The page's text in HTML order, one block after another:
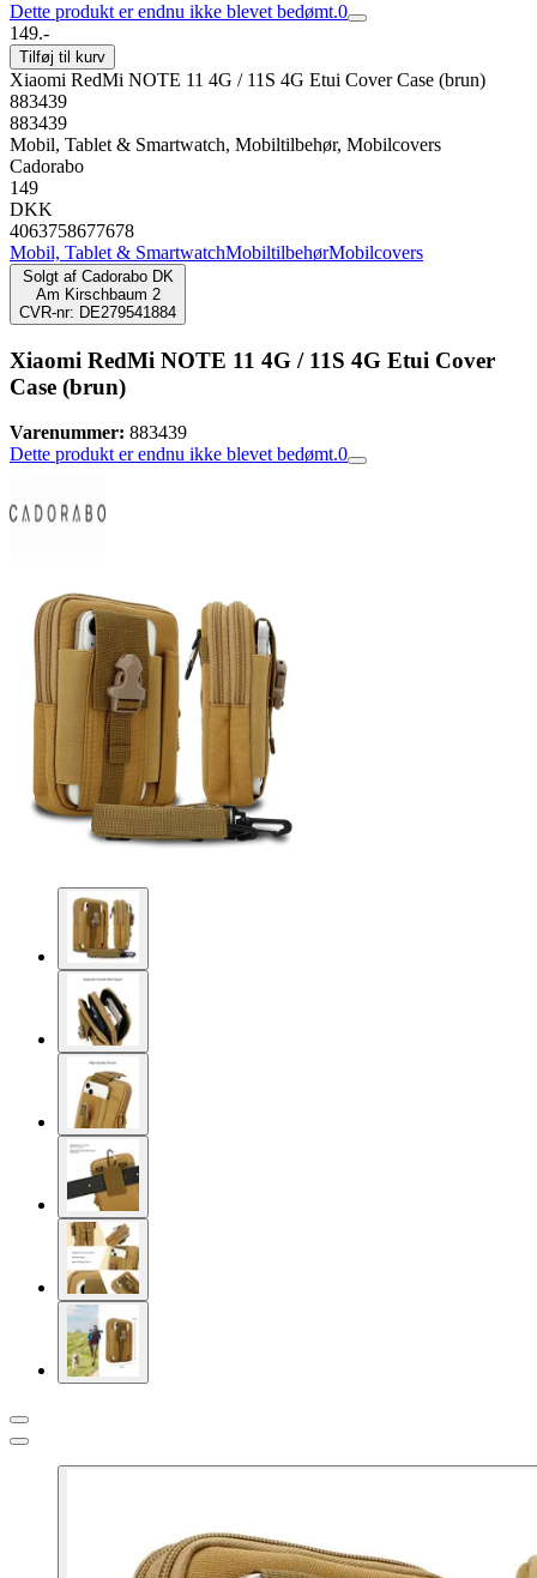
Dette produkt er endnu ikke blevet bedømt.0
149.-
Tilføj til kurv
Xiaomi RedMi NOTE 11 4G / 11S 4G Etui Cover Case (brun)
883439
883439
Mobil, Tablet & Smartwatch, Mobiltilbehør, Mobilcovers
Cadorabo
149
DKK
4063758677678
Mobil, Tablet & SmartwatchMobiltilbehørMobilcovers
Solgt af Cadorabo DK
Am Kirschbaum 2
CVR-nr: DE279541884
Xiaomi RedMi NOTE 11 4G / 11S 4G Etui Cover
Case (brun)
Varenummer: 883439
Dette produkt er endnu ikke blevet bedømt.0